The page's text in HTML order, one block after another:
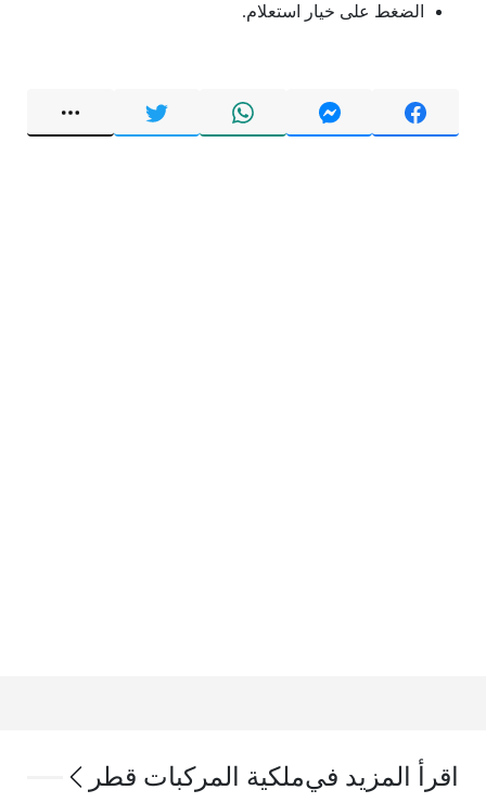
الضغط على خيار استعلام.
اقرأ المزيد فيملكية المركبات قطر